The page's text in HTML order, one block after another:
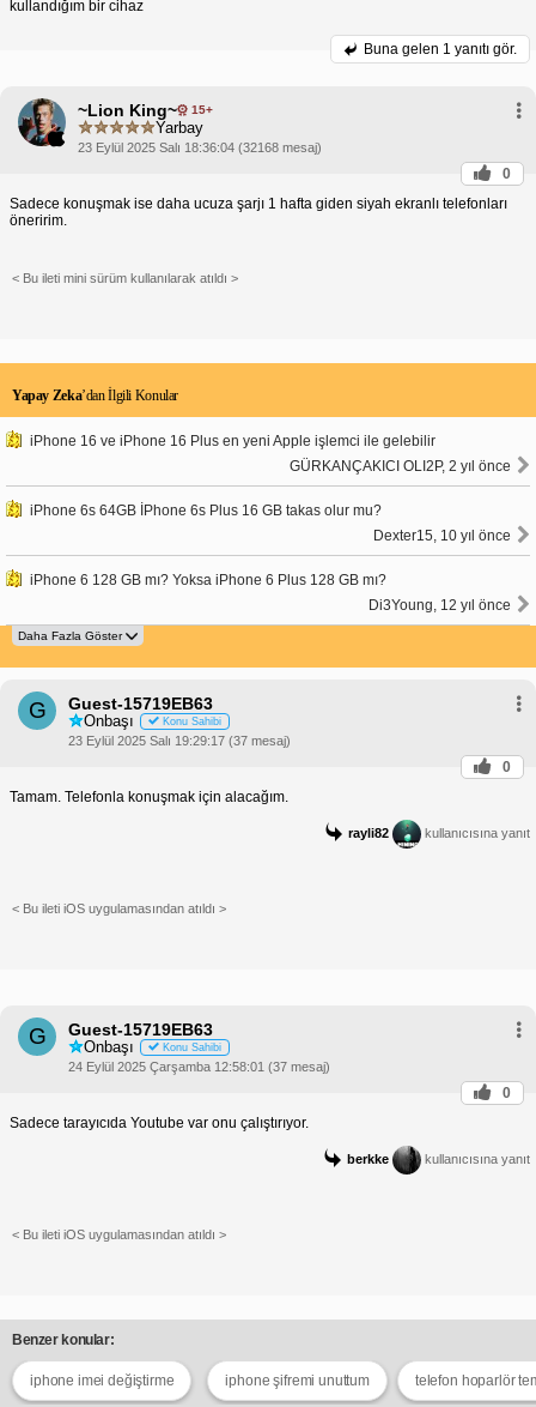
kullandığım bir cihaz
Buna gelen 1 yanıtı gör.
~Lion King~ 15+
Yarbay
23 Eylül 2025 Salı 18:36:04 (32168 mesaj)
0
Sadece konuşmak ise daha ucuza şarjı 1 hafta giden siyah ekranlı telefonları
öneririm.
< Bu ileti mini sürüm kullanılarak atıldı >
Yapay Zeka’dan İlgili Konular
iPhone 16 ve iPhone 16 Plus en yeni Apple işlemci ile gelebilir
GÜRKANÇAKICI OLI2P, 2 yıl önce
iPhone 6s 64GB İPhone 6s Plus 16 GB takas olur mu?
Dexter15, 10 yıl önce
iPhone 6 128 GB mı? Yoksa iPhone 6 Plus 128 GB mı?
Di3Young, 12 yıl önce
G Guest-15719EB63
Onbaşı Konu Sahibi
23 Eylül 2025 Salı 19:29:17 (37 mesaj)
0
Tamam. Telefonla konuşmak için alacağım.
rayli82 kullanıcısına yanıt
< Bu ileti iOS uygulamasından atıldı >
G Guest-15719EB63
Onbaşı Konu Sahibi
24 Eylül 2025 Çarşamba 12:58:01 (37 mesaj)
0
Sadece tarayıcıda Youtube var onu çalıştırıyor.
berkke kullanıcısına yanıt
< Bu ileti iOS uygulamasından atıldı >
Benzer konular:
iphone imei değiştirme iphone şifremi unuttum telefon hoparlör